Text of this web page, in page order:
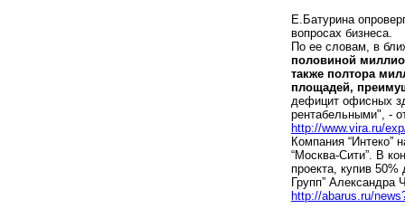
Е.Батурина
вопросах бизнеса.
По ее словам, в
половиной
также полтора
площадей,
дефицит офисных
рентабельными", -
http://www.vira.ru/
Компания “Интеко”
“Москва-Сити”. В
проекта, купив
Групп” Александра
http://abarus.ru/